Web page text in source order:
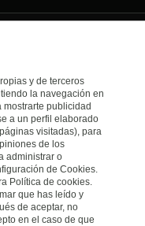
y de terceros
la navegación en
mostrarte publicidad
a un perfil elaborado
visitadas), para
de los
administrar o
de Cookies.
Política de cookies.
que has leído y
de aceptar, no
en el caso de que